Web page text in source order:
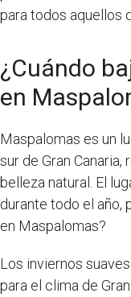
para todos aquellos
¿Cuándo
en
Maspalomas es un
sur de Gran Canaria,
belleza natural. El
durante todo el año,
en Maspalomas?
Los inviernos
para el clima de